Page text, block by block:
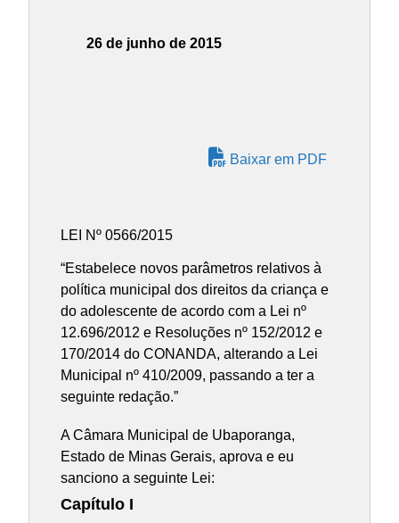
26 de junho de 2015
Baixar em PDF
LEI Nº 0566/2015
“Estabelece novos parâmetros relativos à
política municipal dos direitos da criança e
do adolescente de acordo com a Lei nº
12.696/2012 e Resoluções nº 152/2012 e
170/2014 do CONANDA, alterando a Lei
Municipal nº 410/2009, passando a ter a
seguinte redação.”
A Câmara Municipal de Ubaporanga,
Estado de Minas Gerais, aprova e eu
sanciono a seguinte Lei:
Capítulo I